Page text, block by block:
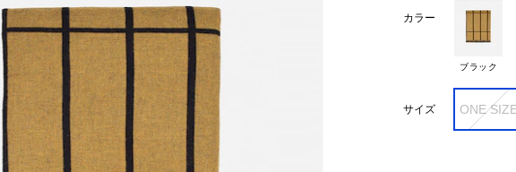
カラー
ブラック
サイズ ONE